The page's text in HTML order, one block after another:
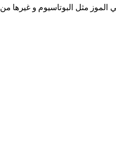
مثل البوتاسيوم و غيرها من